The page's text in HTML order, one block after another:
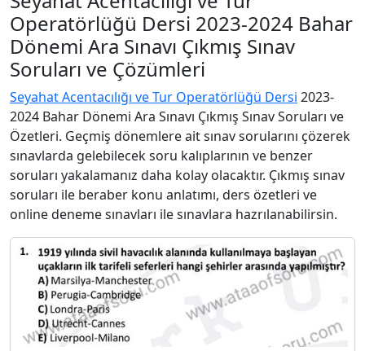
Operatörlüğü Dersi 2023-2024 Bahar
Dönemi Ara Sınavı Çıkmış Sınav
Soruları ve Çözümleri
Seyahat Acentacılığı ve Tur Operatörlüğü Dersi 2023-
2024 Bahar Dönemi Ara Sınavı Çıkmış Sınav Soruları ve
Özetleri. Geçmiş dönemlere ait sınav sorularını çözerek
sınavlarda gelebilecek soru kalıplarının ve benzer
soruları yakalamanız daha kolay olacaktır. Çıkmış sınav
soruları ile beraber konu anlatımı, ders özetleri ve
online deneme sınavları ile sınavlara hazrılanabilirsin.